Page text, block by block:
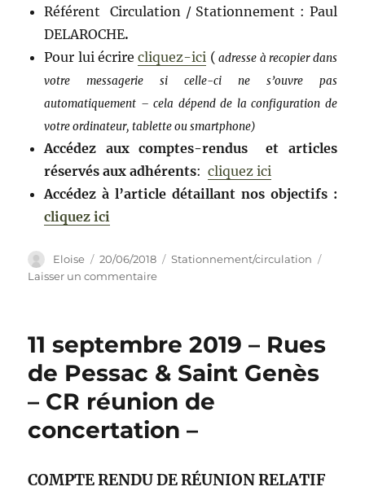
Référent Circulation / Stationnement : Paul
DELAROCHE.
Pour lui écrirecliquez-ici ( adresse à recopier dans
votre messagerie si celle-ci ne s’ouvre pas
automatiquement – cela dépend de la configuration de
votre ordinateur, tablette ou smartphone)
Accédez aux comptes-rendus
et articles
réservés aux adhérents:cliquez ici
Accédez à l’article détaillant nos objectifs :
cliquez ici
Auteur
Eloise
Publié
le
20/06/2018 Catégories
Stationnement/circulation
Laisser un commentairesur
11 septembre 2019 – Rues
de Pessac & Saint Genès
– CR réunion de
concertation –
COMPTE RENDU DERÉUNIONRELATIF